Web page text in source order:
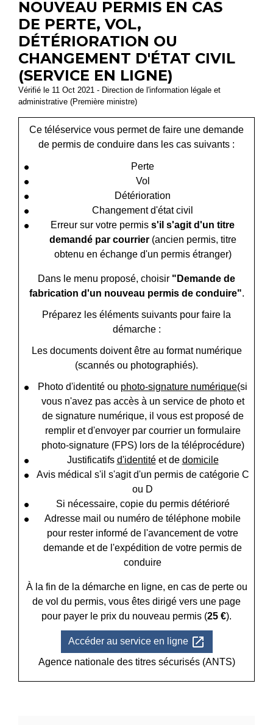
NOUVEAU PERMIS EN CAS
DE PERTE, VOL,
DÉTÉRIORATION OU
CHANGEMENT D'ÉTAT CIVIL
(SERVICE EN LIGNE)
Vérifié le 11 Oct 2021 - Direction de l'information légale et
administrative (Première ministre)
Ce téléservice vous permet de faire une demande
de permis de conduire dans les cas suivants :
Perte
Vol
Détérioration
Changement d'état civil
Erreur sur votre permis s'il s'agit d'un titre
demandé par courrier(ancien permis, titre
obtenu en échange d'un permis étranger)
Dans le menu proposé, choisir "Demande de
fabrication d'un nouveau permis de conduire".
Préparez les éléments suivants pour faire la
démarche :
Les documents doivent être au format numérique
(scannés ou photographiés).
Photo d'identité ou photo-signature numérique(si
vous n'avez pas accès à un service de photo et
de signature numérique, il vous est proposé de
remplir et d'envoyer par courrier un formulaire
photo-signature (FPS) lors de la téléprocédure)
Justificatifs d'identitéet de domicile
Avis médical s'il s'agit d'un permis de catégorie C
ou D
Si nécessaire, copie du permis détérioré
Adresse mail ou numéro de téléphone mobile
pour rester informé de l'avancement de votre
demande et de l'expédition de votre permis de
conduire
À la fin de la démarche en ligne, en cas de perte ou
de vol du permis, vous êtes dirigé vers une page
pour payer le prix du nouveau permis (25 €).
Accéder au service en ligne open_in_new
Agence nationale des titres sécurisés (ANTS)